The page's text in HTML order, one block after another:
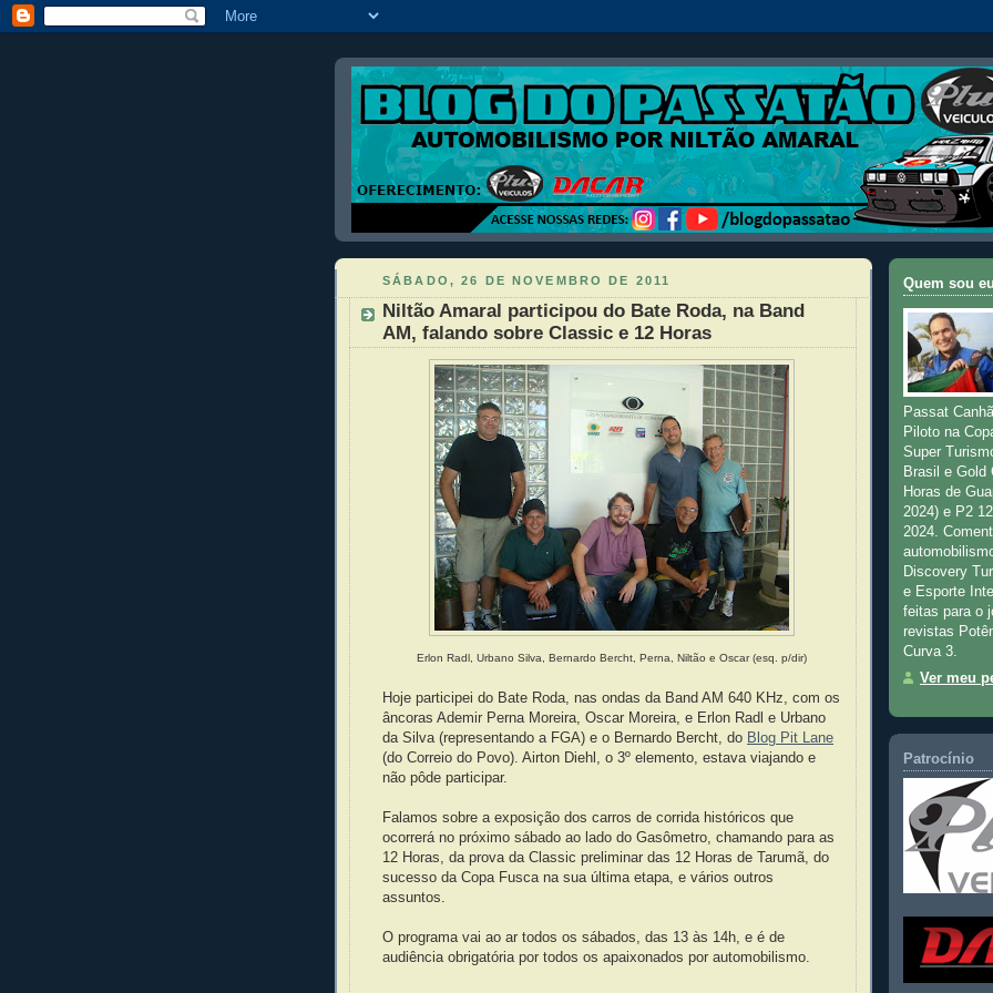
SÁBADO, 26 DE NOVEMBRO DE 2011
Niltão Amaral participou do Bate Roda, na Band
AM, falando sobre Classic e 12 Horas
Erlon Radl, Urbano Silva, Bernardo Bercht, Perna, Niltão e Oscar (esq. p/dir)
Hoje participei do Bate Roda, nas ondas da Band AM 640 KHz, com os
âncoras Ademir Perna Moreira, Oscar Moreira, e Erlon Radl e Urbano
da Silva (representando a FGA) e o Bernardo Bercht, do Blog Pit Lane
(do Correio do Povo). Airton Diehl, o 3º elemento, estava viajando e
não pôde participar.
Falamos sobre a exposição dos carros de corrida históricos que
ocorrerá no próximo sábado ao lado do Gasômetro, chamando para as
12 Horas, da prova da Classic preliminar das 12 Horas de Tarumã, do
sucesso da Copa Fusca na sua última etapa, e vários outros
assuntos.
O programa vai ao ar todos os sábados, das 13 às 14h, e é de
audiência obrigatória por todos os apaixonados por automobilismo.
Quem sou
Passat
Piloto na
Super
Brasil e
Horas de
2024) e P2
2024.
Discovery
e Esporte
feitas para o
revistas
Curva 3.
Ver meu
Patrocínio